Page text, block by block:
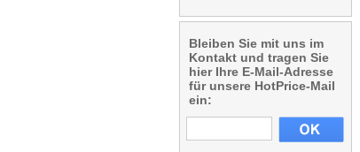
Bleiben Sie mit uns im
Kontakt und tragen Sie
hier Ihre E-Mail-Adresse
für unsere HotPrice-Mail
ein: